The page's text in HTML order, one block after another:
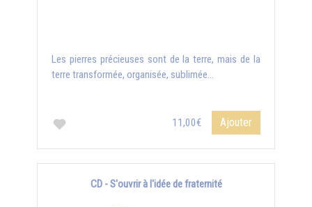
Les pierres précieuses sont de la terre, mais de la
terre transformée, organisée, sublimée...
11,00€ Ajouter
CD - S'ouvrir à l'idée de fraternité